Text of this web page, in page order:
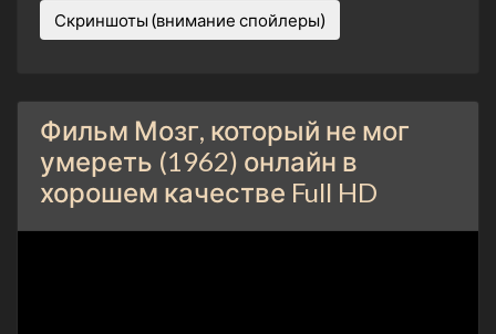
Скриншоты (внимание спойлеры)
Фильм Мозг, который не мог
умереть (1962) онлайн в
хорошем качестве Full HD